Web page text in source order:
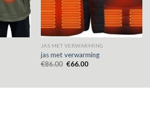
JAS MET VERWARMING
jas met verwarming
€86.00 €66.00